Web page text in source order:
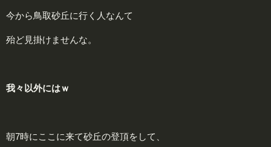
今から鳥取砂丘に行く人なんて
殆ど見掛けませんな。
我々以外にはｗ
朝7時にここに来て砂丘の登頂をして、